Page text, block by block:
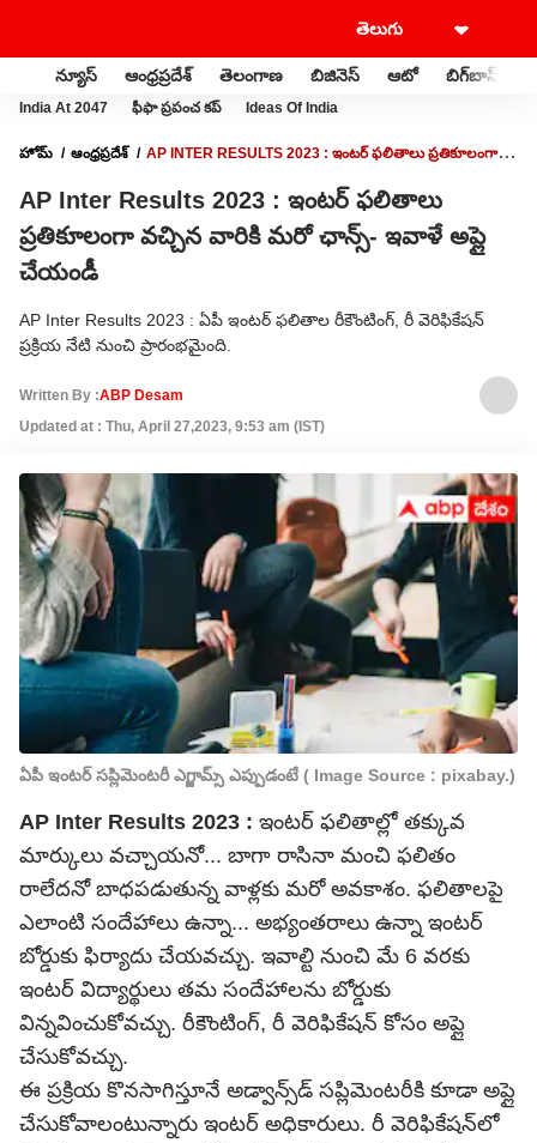
న్యూస్ ఆంధ్రప్రదేశ్ తెలంగాణ బిజినెస్ ఆటో బిగ్‌బాస్
India At 2047 ఫీఫా ప్రపంచ కప్ Ideas Of India
హోమ్ ఆంధ్రప్రదేశ్
AP INTER RESULTS 2023 : ఇంటర్‌ ఫలితాలు ప్రతికూలంగా
AP Inter Results 2023 : ఇంటర్‌ ఫలితాలు
ప్రతికూలంగా వచ్చిన వారికి మరో ఛాన్స్- ఇవాళే అప్లై
చేయండీ
AP Inter Results 2023 : ఏపీ ఇంటర్‌ ఫలితాల రీకౌంటింగ్, రీ వెరిఫికేషన్
ప్రక్రియ నేటి నుంచి ప్రారంభమైంది.
Written By :ABP Desam
Updated at : Thu, April 27,2023, 9:53 am (IST)
ఏపీ ఇంటర్ సప్లిమెంటరీ ఎగ్జామ్స్ ఎప్పుడంటే ( Image Source : pixabay.)
AP Inter Results 2023 : ఇంటర్‌ ఫలితాల్లో తక్కువ
మార్కులు వచ్చాయనో... బాగా రాసినా మంచి ఫలితం
రాలేదనో బాధపడుతున్న వాళ్లకు మరో అవకాశం. ఫలితాలపై
ఎలాంటి సందేహాలు ఉన్నా... అభ్యంతరాలు ఉన్నా ఇంటర్
బోర్డుకు ఫిర్యాదు చేయవచ్చు. ఇవాల్టి నుంచి మే 6 వరకు
ఇంటర్ విద్యార్థులు తమ సందేహాలను బోర్డుకు
విన్నవించుకోవచ్చు. రీకౌంటింగ్, రీ వెరిఫికేషన్ కోసం అప్లై
చేసుకోవచ్చు.
ఈ ప్రక్రియ కొనసాగిస్తూనే అడ్వాన్స్‌డ్‌ సప్లిమెంటరీకి కూడా అప్లై
చేసుకోవాలంటున్నారు ఇంటర్ అధికారులు. రీ వెరిఫికేషన్‌లో